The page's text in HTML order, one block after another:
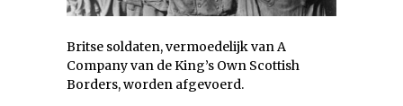
Britse soldaten, vermoedelijk van A
Company van de King’s Own Scottish
Borders, worden afgevoerd.